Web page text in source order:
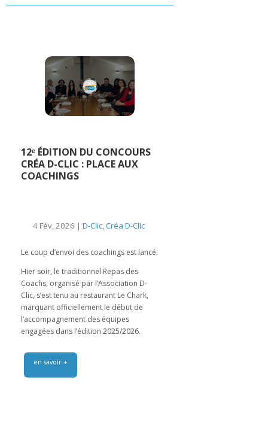
12ᵉ ÉDITION DU CONCOURS
CRÉA D-CLIC : PLACE AUX
COACHINGS
4 Fév, 2026 | D-Clic,Créa D-Clic
Le coup d’envoi des coachings est lancé.
Hier soir, le traditionnel Repas des
Coachs, organisé par l’Association D-
Clic, s’est tenu au restaurant Le Chark,
marquant officiellement le début de
l’accompagnement des équipes
engagées dans l’édition 2025/2026.
en savoir +